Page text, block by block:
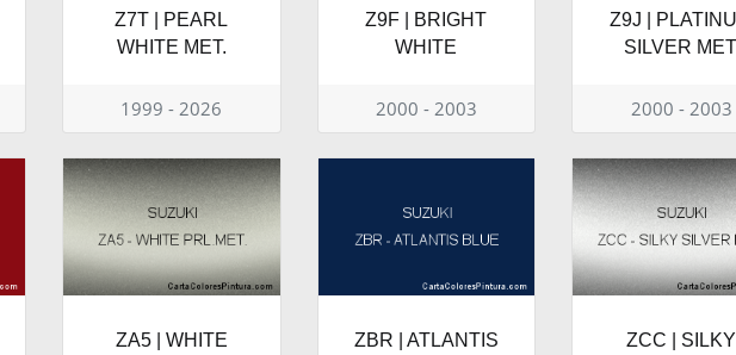
Z7T | PEARL
WHITE MET.
1999 - 2026
Z9F | BRIGHT
WHITE
2000 - 2003
Z9J |
SILVER
2000 - 2003
ZA5 | WHITE
ZBR | ATLANTIS
ZCC | SILKY